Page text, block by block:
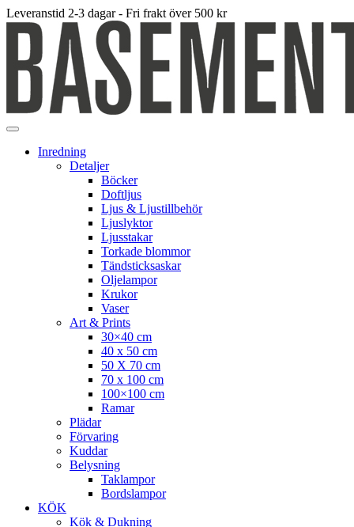
Leveranstid 2-3 dagar - Fri frakt över 500 kr
Inredning
Detaljer
Böcker
Doftljus
Ljus & Ljustillbehör
Ljuslyktor
Ljusstakar
Torkade blommor
Tändsticksaskar
Oljelampor
Krukor
Vaser
Art & Prints
30×40 cm
40 x 50 cm
50 X 70 cm
70 x 100 cm
100×100 cm
Ramar
Plädar
Förvaring
Kuddar
Belysning
Taklampor
Bordslampor
KÖK
Kök & Dukning